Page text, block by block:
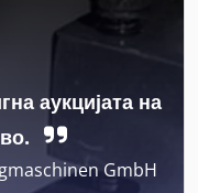
аукцијата на
GmbH